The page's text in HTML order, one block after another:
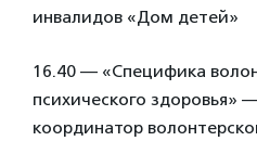
инвалидов «Дом детей»
16.40 — «Специфика
психического здоровья»
координатор